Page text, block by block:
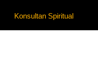
Konsultan Spiritual